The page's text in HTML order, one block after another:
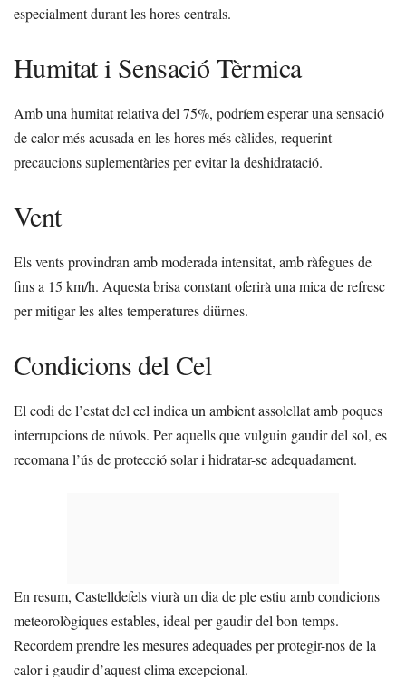
especialment durant les hores centrals.
Humitat i Sensació Tèrmica
Amb una humitat relativa del 75%, podríem esperar una sensació
de calor més acusada en les hores més càlides, requerint
precaucions suplementàries per evitar la deshidratació.
Vent
Els vents provindran amb moderada intensitat, amb ràfegues de
fins a 15 km/h. Aquesta brisa constant oferirà una mica de refresc
per mitigar les altes temperatures diürnes.
Condicions del Cel
El codi de l’estat del cel indica un ambient assolellat amb poques
interrupcions de núvols. Per aquells que vulguin gaudir del sol, es
recomana l’ús de protecció solar i hidratar-se adequadament.
En resum, Castelldefels viurà un dia de ple estiu amb condicions
meteorològiques estables, ideal per gaudir del bon temps.
Recordem prendre les mesures adequades per protegir-nos de la
calor i gaudir d’aquest clima excepcional.